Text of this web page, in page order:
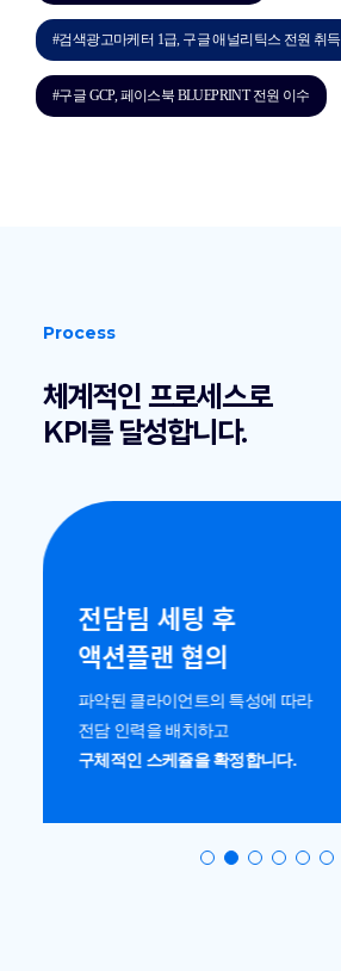
#검색광고마케터 1급, 구글 애널리틱스 전원 취득
#구글 GCP, 페이스북 BLUEPRINT 전원 이수
Process
체계적인 프로세스로
KPI를 달성합니다.
전담팀 세팅 후
액션플랜 협의
파악된 클라이언트의 특성에 따라
전담 인력을 배치하고
구체적인 스케쥴을 확정합니다.